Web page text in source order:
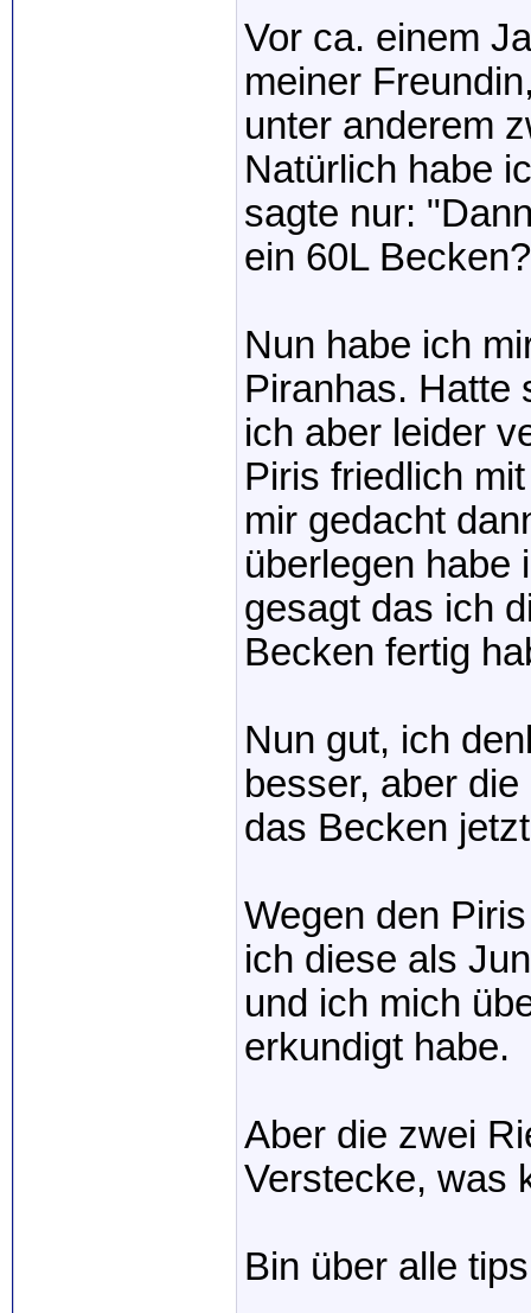
Vor ca. einem
meiner
unter anderem
Natürlich habe
sagte nur:
ein 60L
Nun habe ich
Piranhas. Hatte
ich aber leider
Piris friedlich
mir gedacht
überlegen habe
gesagt das ich
Becken fertig
Nun gut, ich
besser, aber
das Becken
Wegen den
ich diese als
und ich mich
erkundigt habe.
Aber die zwei
Verstecke, was
Bin über alle